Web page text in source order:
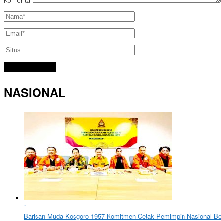
NASIONAL
1
Barisan Muda Kosgoro 1957 Komitmen Cetak Pemimpin Nasional